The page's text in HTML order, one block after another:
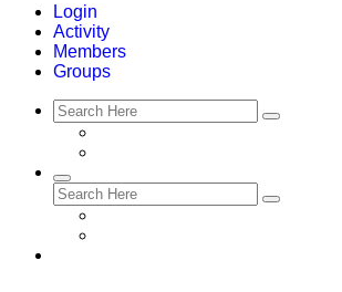
Login
Activity
Members
Groups